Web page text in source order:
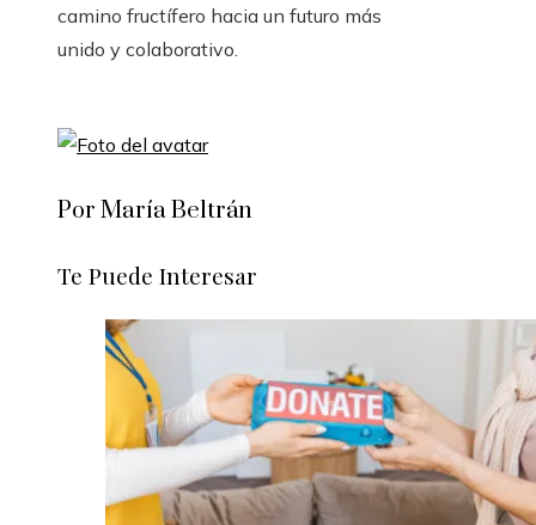
camino fructífero hacia un futuro más
unido y colaborativo.
Por María Beltrán
Te Puede Interesar